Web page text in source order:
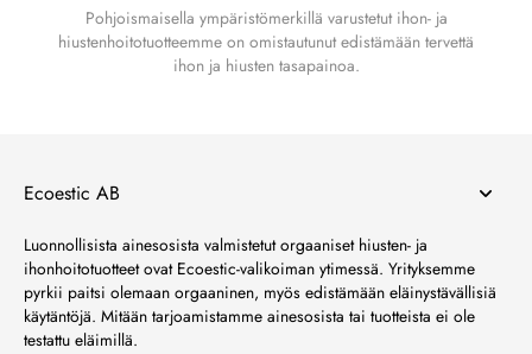
Pohjoismaisella ympäristömerkillä varustetut ihon- ja
hiustenhoitotuotteemme on omistautunut edistämään tervettä
ihon ja hiusten tasapainoa.
Ecoestic AB
Luonnollisista ainesosista valmistetut orgaaniset hiusten- ja
ihonhoitotuotteet ovat Ecoestic-valikoiman ytimessä. Yrityksemme
pyrkii paitsi olemaan orgaaninen, myös edistämään eläinystävällisiä
käytäntöjä. Mitään tarjoamistamme ainesosista tai tuotteista ei ole
testattu eläimillä.